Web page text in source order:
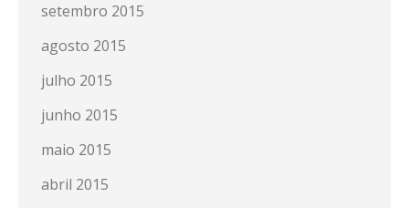
setembro 2015
agosto 2015
julho 2015
junho 2015
maio 2015
abril 2015